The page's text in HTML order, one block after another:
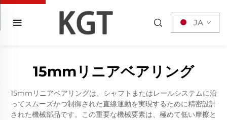
JA
15mmリニアベアリング
15mmリニアベアリングは、シャフトまたはレールシステムに沿
ってスムーズかつ制御された直線運動を実現するために精密設計
された機械部品です。この重要な機械要素は、極めて低い摩擦と